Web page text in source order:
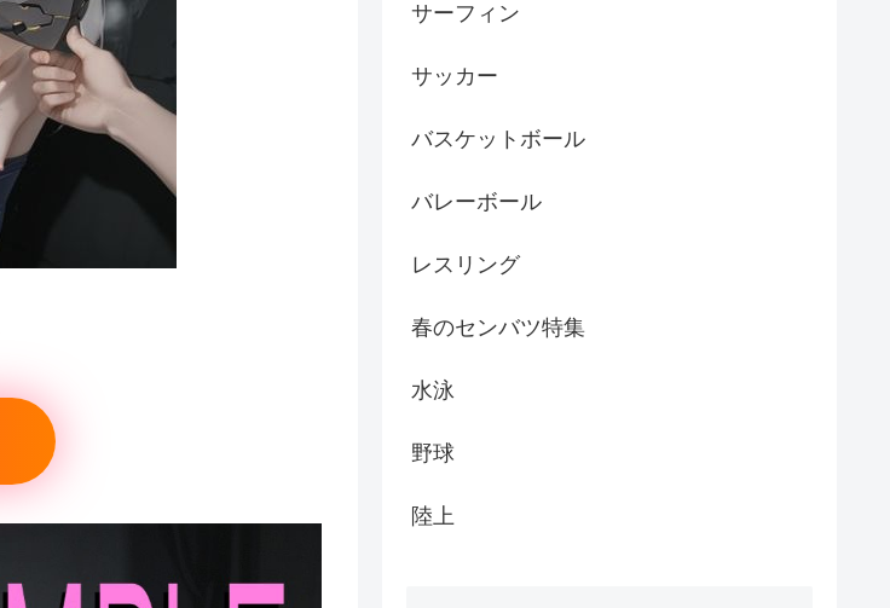
サーフィン
サッカー
バスケットボール
バレーボール
レスリング
春のセンバツ特集
水泳
野球
陸上